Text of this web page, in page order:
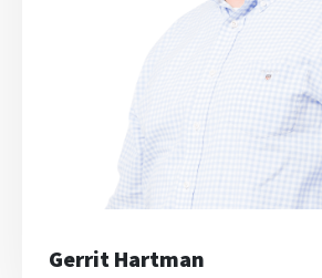
Gerrit Hartman